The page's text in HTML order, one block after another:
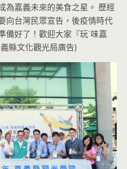
為嘉義未來的美食之星。 歷經
向台灣民眾宣告，後疫情時代
備好了！歡迎大家『玩˙味嘉
縣文化觀光局廣告)